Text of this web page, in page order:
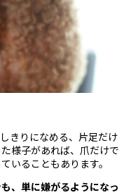
きりになめる、片足だけ
様子があれば、爪だけで
いることもあります。
、単に嫌がるようになっ